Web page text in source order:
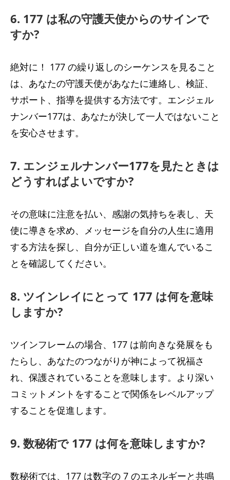
6. 177 は私の守護天使からのサインで
すか?
絶対に！ 177 の繰り返しのシーケンスを見ること
は、あなたの守護天使があなたに連絡し、検証、
サポート、指導を提供する方法です。エンジェル
ナンバー177は、あなたが決して一人ではないこと
を安心させます。
7. エンジェルナンバー177を見たときは
どうすればよいですか?
その意味に注意を払い、感謝の気持ちを表し、天
使に導きを求め、メッセージを自分の人生に適用
する方法を探し、自分が正しい道を進んでいるこ
とを確認してください。
8. ツインレイにとって 177 は何を意味
しますか?
ツインフレームの場合、177 は前向きな発展をも
たらし、あなたのつながりが神によって祝福さ
れ、保護されていることを意味します。より深い
コミットメントをすることで関係をレベルアップ
することを促進します。
9. 数秘術で 177 は何を意味しますか?
数秘術では、177 は数字の 7 のエネルギーと共鳴